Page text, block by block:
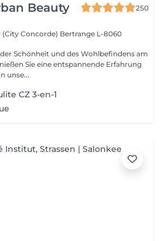
Beauty
250
Concorde) Bertrange L-8060
Schönheit und des Wohlbefindens am
Sie eine entspannende Erfahrung
unse...
CZ 3-en-1